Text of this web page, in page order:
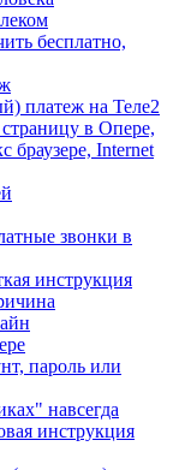
бесплатно,
платеж на Теле2
в Опере,
браузере, Internet
звонки в
инструкция
пароль или
навсегда
инструкция